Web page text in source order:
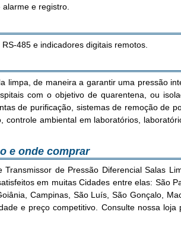
e registro.
485 e indicadores digitais remotos.
limpa, de maneira a garantir uma pressão
com o objetivo de quarentena, ou
de purificação, sistemas de remoção de
controle ambiental em laboratórios,
e onde comprar
de Pressão Diferencial Salas
em muitas Cidades entre elas: São
Campinas, São Luís, São Gonçalo,
e preço competitivo. Consulte nossa loja